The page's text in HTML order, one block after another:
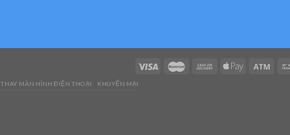
THAY MÀN HÌNH ĐIỆN THOẠI KHUYẾN MẠI